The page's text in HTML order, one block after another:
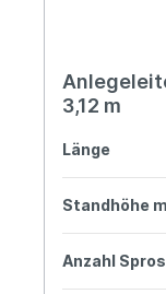
3,12 m
Länge
Standhöhe
Anzahl